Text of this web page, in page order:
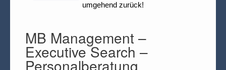
umgehend zurück!
MB Management –
Executive Search –
Personalberatung